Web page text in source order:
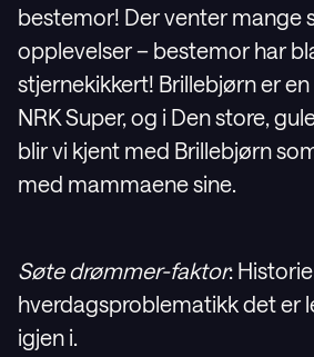
bestemor! Der venter mange
opplevelser – bestemor har
stjernekikkert! Brillebjørn er
NRK Super, og i Den store,
blir vi kjent med Brillebjørn
med mammaene sine.
Søte drømmer-faktor:
hverdagsproblematikk det er
igjen i.